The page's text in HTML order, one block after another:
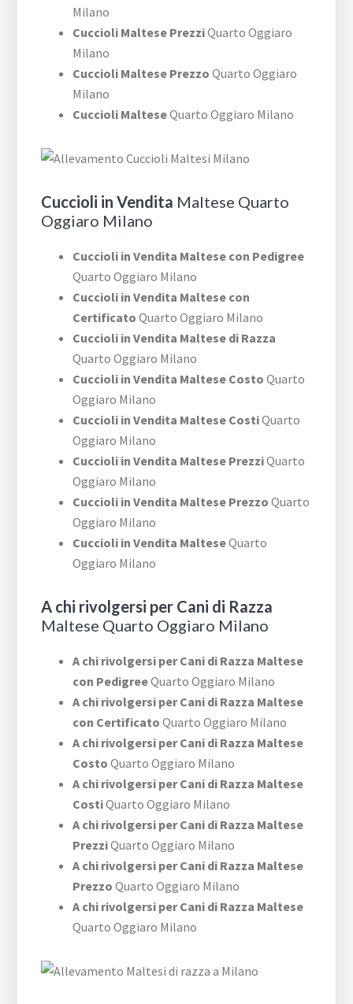
Milano
Cuccioli Maltese PrezziQuarto Oggiaro
Milano
Cuccioli Maltese Prezzo Quarto Oggiaro
Milano
Cuccioli MalteseQuarto Oggiaro Milano
Cuccioli in Vendita Maltese Quarto
Oggiaro Milano
Cuccioli in Vendita Maltese con Pedigree
Quarto Oggiaro Milano
Cuccioli in Vendita Maltese con
Certificato Quarto Oggiaro Milano
Cuccioli in Vendita Maltese di Razza
Quarto Oggiaro Milano
Cuccioli in Vendita Maltese Costo Quarto
Oggiaro Milano
Cuccioli in Vendita Maltese CostiQuarto
Oggiaro Milano
Cuccioli in Vendita Maltese PrezziQuarto
Oggiaro Milano
Cuccioli in Vendita Maltese Prezzo Quarto
Oggiaro Milano
Cuccioli in Vendita MalteseQuarto
Oggiaro Milano
A chi rivolgersi per Cani di Razza
Maltese Quarto Oggiaro Milano
A chi rivolgersi per Cani di Razza Maltese
con PedigreeQuarto Oggiaro Milano
A chi rivolgersi per Cani di Razza Maltese
con Certificato Quarto Oggiaro Milano
A chi rivolgersi per Cani di Razza Maltese
Costo Quarto Oggiaro Milano
A chi rivolgersi per Cani di Razza Maltese
CostiQuarto Oggiaro Milano
A chi rivolgersi per Cani di Razza Maltese
PrezziQuarto Oggiaro Milano
A chi rivolgersi per Cani di Razza Maltese
Prezzo Quarto Oggiaro Milano
A chi rivolgersi per Cani di Razza Maltese
Quarto Oggiaro Milano